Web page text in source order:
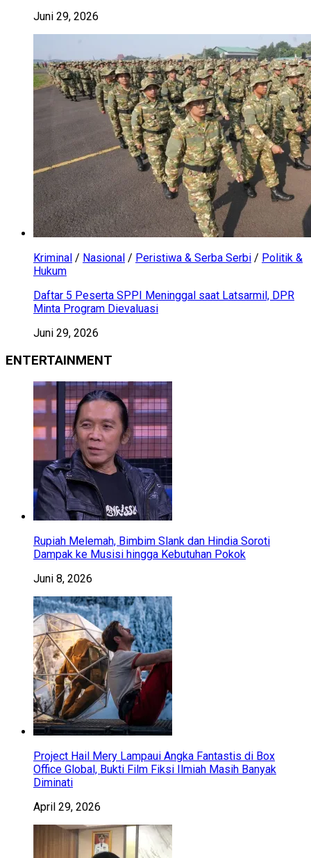
Juni 29, 2026
Kriminal / Nasional / Peristiwa & Serba Serbi / Politik &
Hukum
Daftar 5 Peserta SPPI Meninggal saat Latsarmil, DPR
Minta Program Dievaluasi
Juni 29, 2026
ENTERTAINMENT
Rupiah Melemah, Bimbim Slank dan Hindia Soroti
Dampak ke Musisi hingga Kebutuhan Pokok
Juni 8, 2026
Project Hail Mery Lampaui Angka Fantastis di Box
Office Global, Bukti Film Fiksi Ilmiah Masih Banyak
Diminati
April 29, 2026